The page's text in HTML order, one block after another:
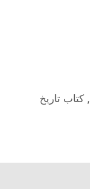
,كتاب تاريخ